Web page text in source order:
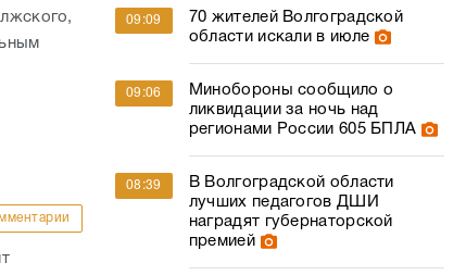
09:09
70 жителей Волгоградской
области искали в июле
09:06
Минобороны сообщило о
ликвидации за ночь над
регионами России 605 БПЛА
08:39
В Волгоградской области
лучших педагогов ДШИ
наградят губернаторской
премией